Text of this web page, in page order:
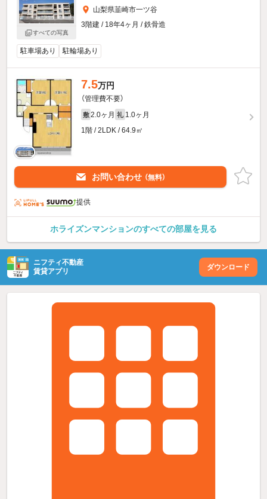
すべての写真
山梨県韮崎市一ツ谷
3階建 / 18年4ヶ月 / 鉄骨造
駐車場あり 駐輪場あり
7.5万円
（管理費不要）
敷 2.0ヶ月 礼 1.0ヶ月
1階 / 2LDK / 64.9㎡
お問い合わせ （無料）
提供
ホライズンマンションのすべての部屋を見る
ニフティ不動産
賃貸アプリ
ダウンロード